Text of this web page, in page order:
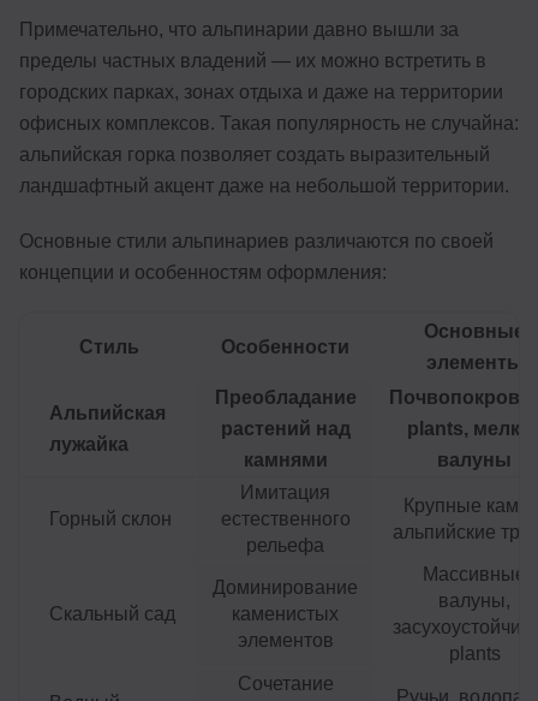
Примечательно, что альпинарии давно вышли за
пределы частных владений — их можно встретить в
городских парках, зонах отдыха и даже на территории
офисных комплексов. Такая популярность не случайна:
альпийская горка позволяет создать выразительный
ландшафтный акцент даже на небольшой территории.
Основные стили альпинариев различаются по своей
концепции и особенностям оформления:
Стиль Особенности
Основные
элементы
Альпийская
лужайка
Преобладание
растений над
камнями
plants,
валуны
Горный склон
Имитация
естественного
рельефа
Крупные
альпийские
Скальный сад
Доминирование
каменистых
элементов
Массивные
валуны,
plants
Сочетание
Ручьи,